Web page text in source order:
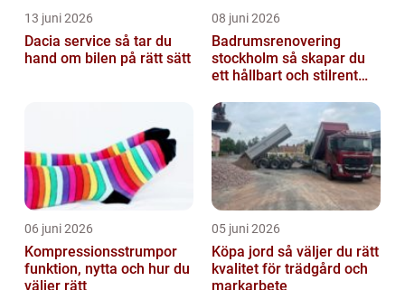
13 juni 2026
Dacia service så tar du
hand om bilen på rätt sätt
08 juni 2026
Badrumsrenovering
stockholm så skapar du
ett hållbart och stilrent
06 juni 2026
Kompressionsstrumpor
funktion, nytta och hur du
väljer rätt
05 juni 2026
Köpa jord så väljer du rätt
kvalitet för trädgård och
markarbete